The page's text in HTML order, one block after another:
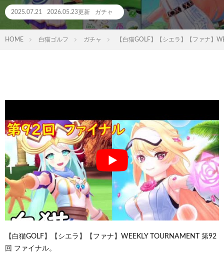
2025.07.21 2026.05.23更新 ガチャ
HOME 白猫ゴルフ ガチャ 【白猫GOLF】【シエラ】【ファナ】
【白猫GOLF】【シエラ】【ファナ】WEEKLY TOURNAMENT 第92
回 ファイナル。